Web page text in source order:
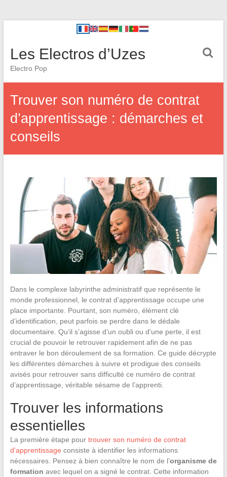
Les Electros d’Uzes
Electro Pop
Trouver son numéro de contrat
d’apprentissage : démarches et
conseils
Dans le complexe labyrinthe administratif que représente le
monde professionnel, le contrat d’apprentissage occupe une
place importante. Pourtant, son numéro, élément clé
d’identification, peut parfois se perdre dans le dédale
documentaire. Qu’il s’agisse d’un oubli ou d’une perte, il est
crucial de pouvoir le retrouver rapidement afin de ne pas
entraver le bon déroulement de sa formation. Ce guide décrypte
les différentes démarches à suivre et prodigue des conseils
avisés pour retrouver sans difficulté ce numéro de contrat
d’apprentissage, véritable sésame de l’apprenti.
Trouver les informations
essentielles
La première étape pour trouver son numéro de contrat
d’apprentissage consiste à identifier les informations
nécessaires. Pensez à bien connaître le nom de l’organisme de
formation avec lequel on a signé le contrat. Cette information